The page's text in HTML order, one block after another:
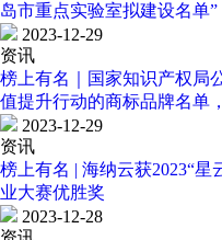
岛市重点实验室拟建设名单”
2023-12-29
资讯
榜上有名｜国家知识产权局
值提升行动的商标品牌名单
2023-12-29
资讯
榜上有名 | 海纳云获2023“星
业大赛优胜奖
2023-12-28